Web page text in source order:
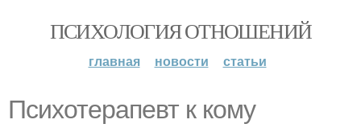
ПСИХОЛОГИЯ ОТНОШЕНИЙ
главная новости статьи
Психотерапевт к кому